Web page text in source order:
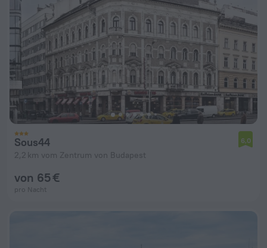
Sous44
2,2 km vom Zentrum von Budapest
6,0
von 65 €
pro Nacht